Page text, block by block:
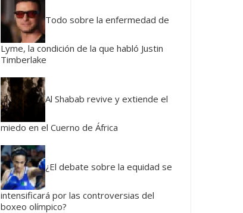
Todo sobre la enfermedad de
Lyme, la condición de la que habló Justin
Timberlake
Al Shabab revive y extiende el
miedo en el Cuerno de África
¿El debate sobre la equidad se
intensificará por las controversias del
boxeo olímpico?